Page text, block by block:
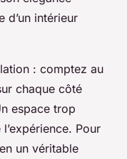
d’un intérieur
: comptez au
chaque côté
espace trop
Pour
un véritable